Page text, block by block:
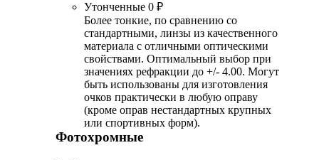
Утонченные 0 ₽
Более тонкие, по сравнению со
стандартными, линзы из качественного
материала с отличными оптическими
свойствами. Оптимальный выбор при
значениях рефракции до +/- 4.00. Могут
быть использованы для изготовления
очков практически в любую оправу
(кроме оправ нестандартных крупных
или спортивных форм).
Фотохромные